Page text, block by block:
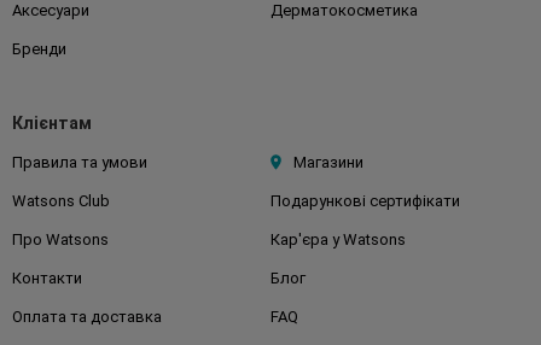
Аксесуари Дерматокосметика
Бренди
Клієнтам
Правила та умови Магазини
Watsons Club Подарункові сертифікати
Про Watsons Кар'єра у Watsons
Контакти Блог
Оплата та доставка FAQ